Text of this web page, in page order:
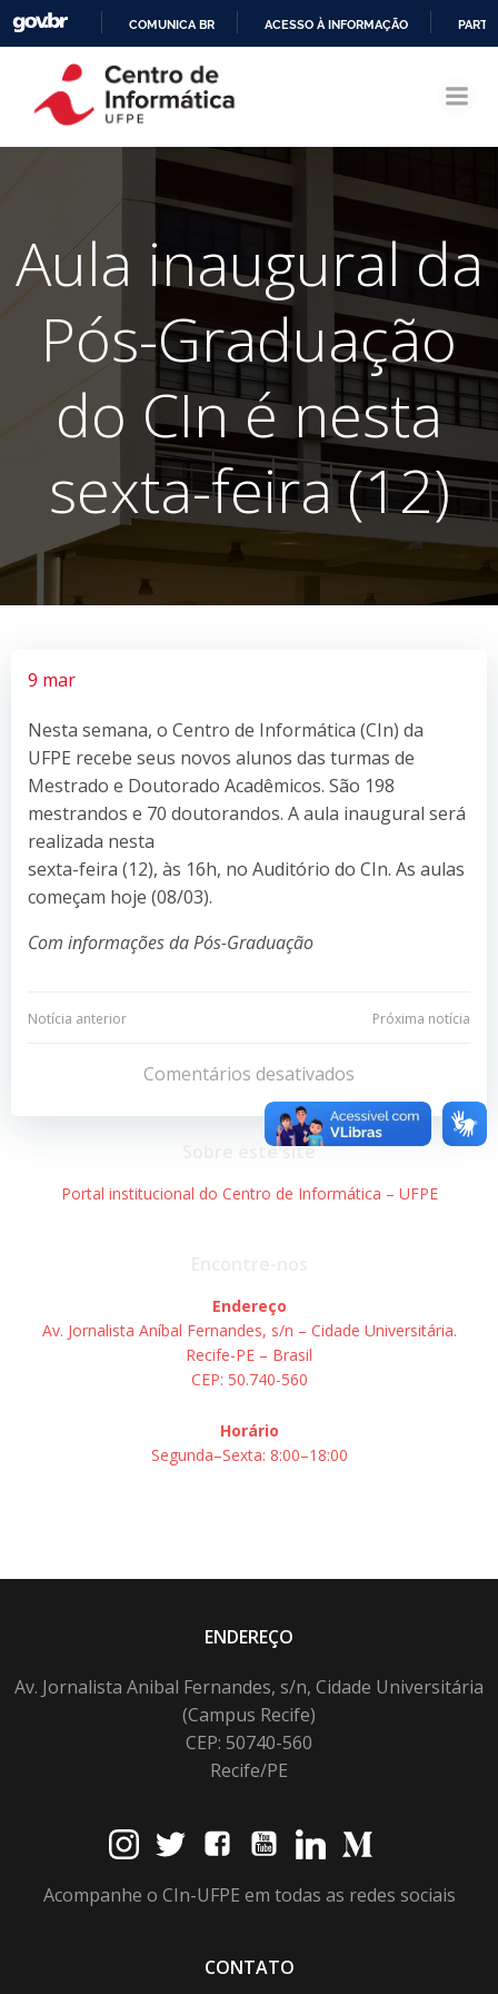
CONTEÚDO
COMUNICA BR ACESSO À INFORMAÇÃO
Aula inaugural da
Pós-Graduação
do CIn é nesta
sexta-feira (12)
9 mar
Nesta semana, o Centro de Informática (CIn) da
UFPE recebe seus novos alunos das turmas de
Mestrado e Doutorado Acadêmicos. São 198
mestrandos e 70 doutorandos. A aula inaugural será
realizada nesta
sexta-feira (12), às 16h, no Auditório do CIn. As aulas
começam hoje (08/03).
Com informações da Pós-Graduação
Navegação
Post
Notícia anterior
Navegação
de
Post
Próxima notícia
Comentários desativados
Sobre este site
Portal institucional do Centro de Informática – UFPE
Endereço
Av. Jornalista Aníbal Fernandes, s/n – Cidade Universitária.
Recife-PE – Brasil
CEP: 50.740-560
Horário
Segunda–Sexta: 8:00–18:00
ENDEREÇO
Av. Jornalista Anibal Fernandes, s/n, Cidade Universitária
(Campus Recife)
CEP: 50740-560
Recife/PE
Acompanhe o CIn-UFPE em todas as redes sociais
CONTATO